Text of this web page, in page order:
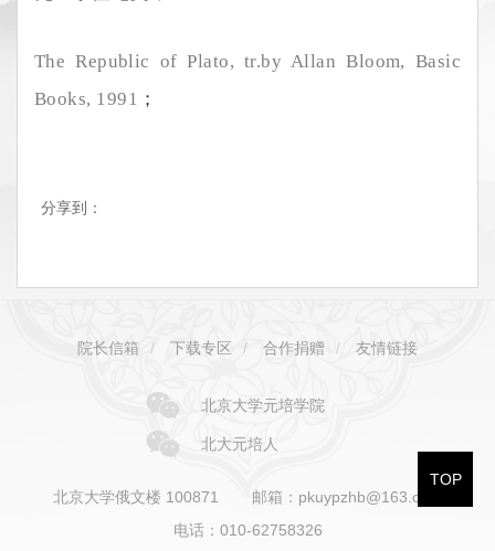
The Republic of Plato, tr.by Allan Bloom, Basic
Books, 1991 ；
分享到：
TOP
院长信箱 / 下载专区 / 合作捐赠 / 友情链接
北京大学元培学院
北大元培人
北京大学俄文楼 100871
邮箱：pkuypzhb@163.com
电话：010-62758326